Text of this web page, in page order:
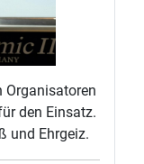
Organisatoren
den Einsatz.
und Ehrgeiz.